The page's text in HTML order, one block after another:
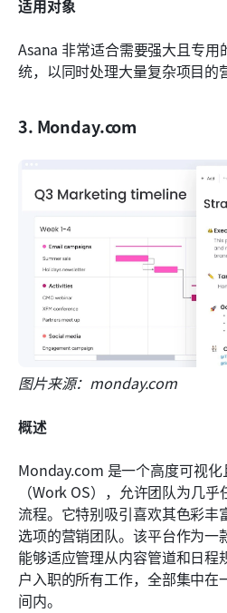
适用对象
Asana 非常适合需要强大且专
统，以同时处理大量复杂项目的
3. Monday.com
图片来源：monday.com
概述
Monday.com 是一个高度可视
（Work OS），允许团队为几
流程。它特别吸引喜欢其色彩丰
选项的营销团队。该平台作为一
能够适应管理从内容管道和日程
户入职的所有工作，全部集中在
间内。